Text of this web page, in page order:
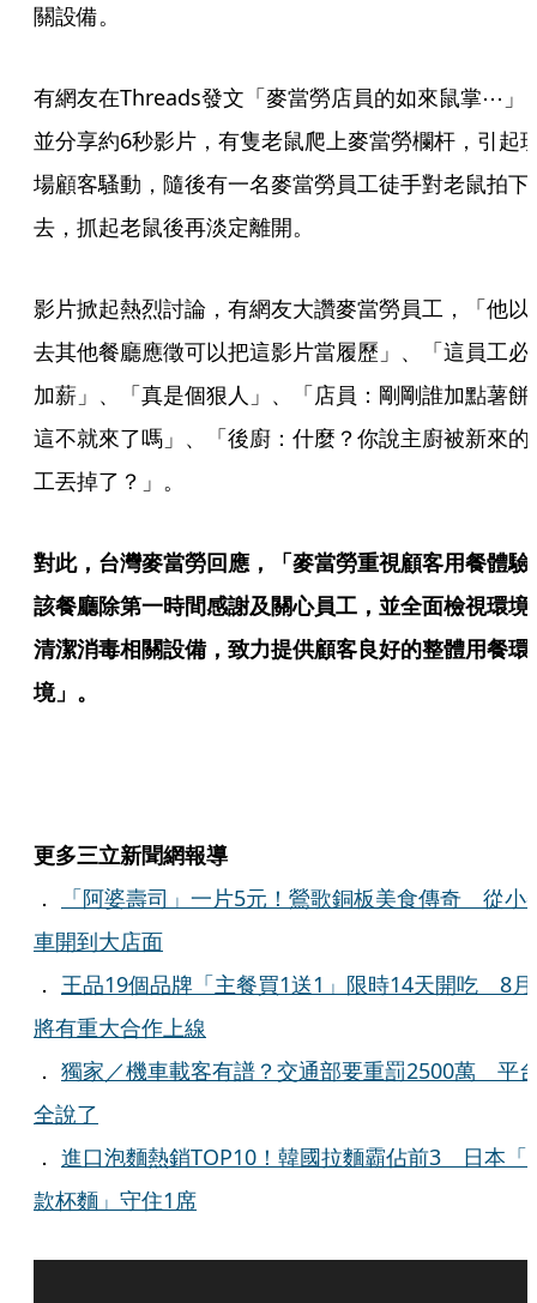
關設備。
有網友在Threads發文「麥當勞店員的如來鼠掌⋯」
並分享約6秒影片，有隻老鼠爬上麥當勞欄杆，引起
場顧客騷動，隨後有一名麥當勞員工徒手對老鼠拍下
去，抓起老鼠後再淡定離開。
影片掀起熱烈討論，有網友大讚麥當勞員工，「他以
去其他餐廳應徵可以把這影片當履歷」、「這員工必
加薪」、「真是個狠人」、「店員：剛剛誰加點薯餅
這不就來了嗎」、「後廚：什麼？你說主廚被新來的
工丟掉了？」。
對此，台灣麥當勞回應，「麥當勞重視顧客用餐體驗
該餐廳除第一時間感謝及關心員工，並全面檢視環境
清潔消毒相關設備，致力提供顧客良好的整體用餐環
境」。
更多三立新聞網報導
．
「阿婆壽司」一片5元！鶯歌銅板美食傳奇 從小
車開到大店面
． 王品19個品牌「主餐買1送1」限時14天開吃 8月
將有重大合作上線
． 獨家／機車載客有譜？交通部要重罰2500萬 平
全說了
． 進口泡麵熱銷TOP10！韓國拉麵霸佔前3 日本「
款杯麵」守住1席